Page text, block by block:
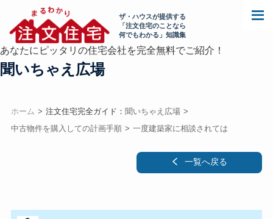
ザ・ハウスが提供する
「注文住宅のことなら
何でもわかる」知識集
あなたにピッタリの住宅会社を完全無料でご紹介！
聞いちゃえ広場
ホーム 注文住宅完全ガイド： 聞いちゃえ広場
中古物件を購入しての計画手順
一度建築家に相談されては
一覧へ戻る